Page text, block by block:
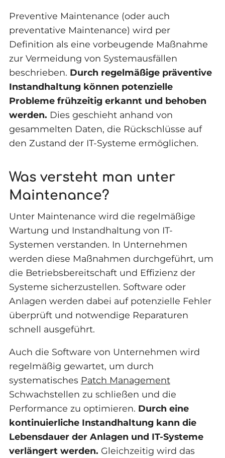
Preventive Maintenance (oder auch
preventative Maintenance) wird per
Definition als eine vorbeugende Maßnahme
zur Vermeidung von Systemausfällen
beschrieben. Durch regelmäßige präventive
Instandhaltung können potenzielle
Probleme frühzeitig erkannt und behoben
werden. Dies geschieht anhand von
gesammelten Daten, die Rückschlüsse auf
den Zustand der IT-Systeme ermöglichen.
Was versteht man unter
Maintenance?
Unter Maintenance wird die regelmäßige
Wartung und Instandhaltung von IT-
Systemen verstanden. In Unternehmen
werden diese Maßnahmen durchgeführt, um
die Betriebsbereitschaft und Effizienz der
Systeme sicherzustellen. Software oder
Anlagen werden dabei auf potenzielle Fehler
überprüft und notwendige Reparaturen
schnell ausgeführt.
Auch die Software von Unternehmen wird
regelmäßig gewartet, um durch
systematisches Patch Management
Schwachstellen zu schließen und die
Performance zu optimieren. Durch eine
kontinuierliche Instandhaltung kann die
Lebensdauer der Anlagen und IT-Systeme
verlängert werden. Gleichzeitig wird das